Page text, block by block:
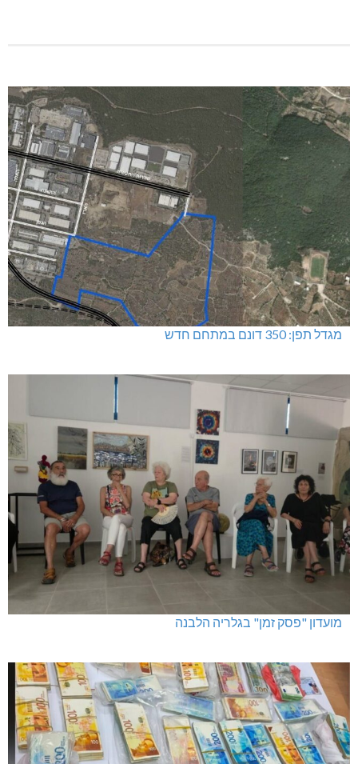
מגדל תפן: 350 דונם במתחם חדש
מועדון "פסק זמן" בגלריה הלבנה